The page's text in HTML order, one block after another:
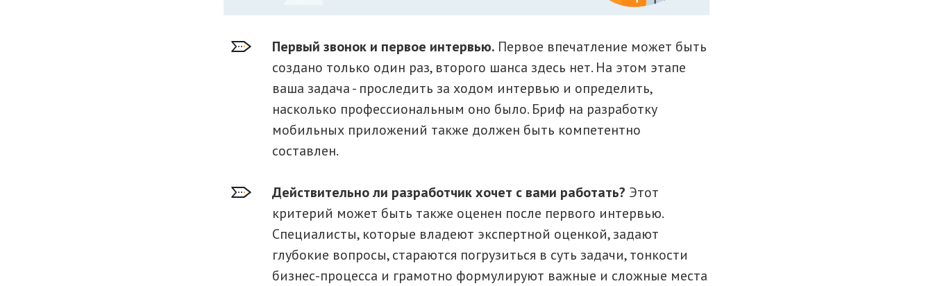
Первый звонок и первое интервью. Первое впечатление может быть
создано только один раз, второго шанса здесь нет. На этом этапе
ваша задача - проследить за ходом интервью и определить,
насколько профессиональным оно было. Бриф на разработку
мобильных приложений также должен быть компетентно
составлен.
Действительно ли разработчик хочет с вами работать? Этот
критерий может быть также оценен после первого интервью.
Специалисты, которые владеют экспертной оценкой, задают
глубокие вопросы, стараются погрузиться в суть задачи, тонкости
бизнес-процесса и грамотно формулируют важные и сложные места